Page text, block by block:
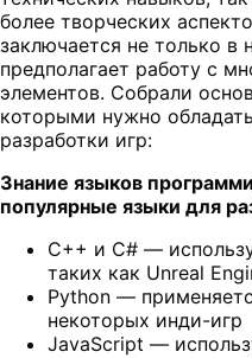
более творческих
заключается не только в
предполагает работу с
элементов. Собрали
которыми нужно
разработки игр:
Знание языков
популярные языки для
C++ и C# —
таких как Unreal
Python —
некоторых инди-игр
JavaScript —